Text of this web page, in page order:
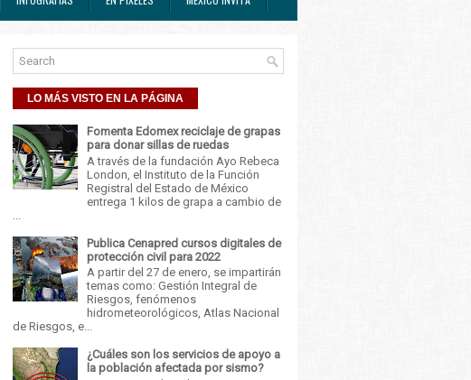
LO MÁS VISTO EN LA PÁGINA
Fomenta Edomex reciclaje de grapas
para donar sillas de ruedas
A través de la fundación Ayo Rebeca
London, el Instituto de la Función
Registral del Estado de México
entrega 1 kilos de grapa a cambio de
Publica Cenapred cursos digitales de
protección civil para 2022
A partir del 27 de enero, se impartirán
temas como: Gestión Integral de
Riesgos, fenómenos
hidrometeorológicos, Atlas Nacional
de Riesgos, e...
¿Cuáles son los servicios de apoyo a
la población afectada por sismo?